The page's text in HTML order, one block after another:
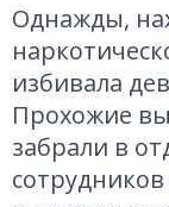
Однажды,
избивала
Прохожие
забрали в